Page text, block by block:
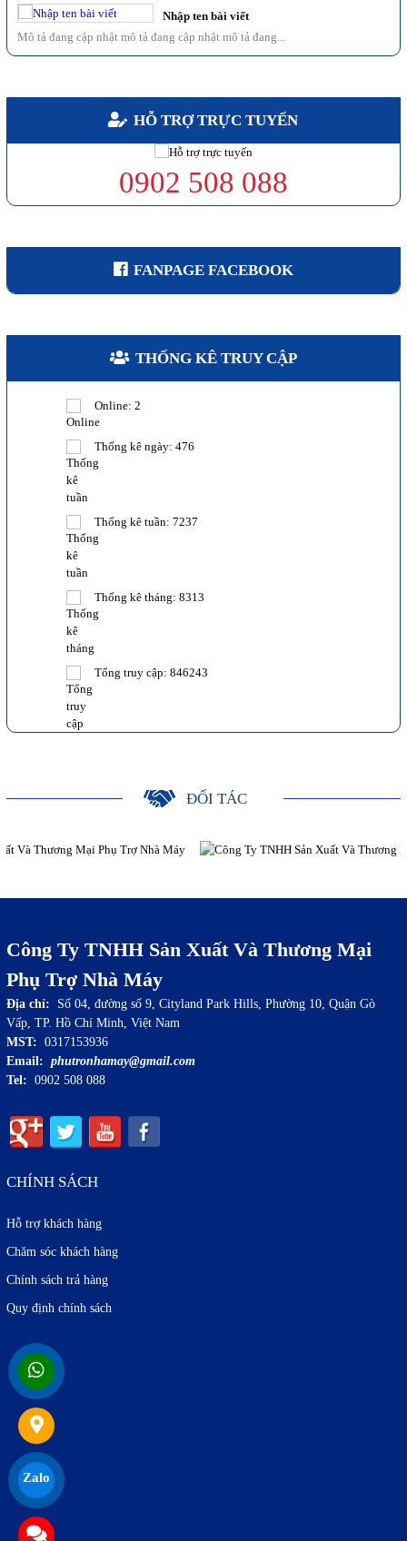
Nhập ten bài viết
Mô tả đang cập nhật mô tả đang cập nhật mô tả đang...
Mô tả đang cập nhật mô tả đang cập nhật mô tả đang...
Mô tả đang cập nhật mô tả đang cập nhật mô tả đang...
Nhập ten bài viết
HỖ TRỢ TRỰC TUYẾN
0902 508 088
FANPAGE FACEBOOK
THỐNG KÊ TRUY CẬP
Online: 2
Thống kê ngày: 476
Thống kê tuần: 7237
Thống kê tháng: 8313
Tổng truy cập: 846243
ĐỐI TÁC
Công Ty TNHH Sản Xuất Và Thương Mại
Phụ Trợ Nhà Máy
Địa chỉ: Số 04, đường số 9, Cityland Park Hills, Phường 10, Quận Gò
Vấp, TP. Hồ Chí Minh, Việt Nam
MST: 0317153936
Email: phutronhamay@gmail.com
Tel: 0902 508 088
CHÍNH SÁCH
Hỗ trợ khách hàng
Chăm sóc khách hàng
Chính sách trả hàng
Quy định chính sách
Zalo